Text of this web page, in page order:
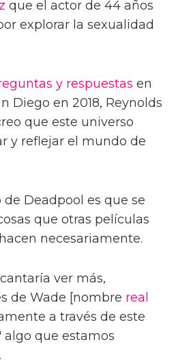
que el actor de 44 años
explorar la sexualidad
y respuestas en
Diego en 2018, Reynolds
que este universo
y reflejar el mundo de
de Deadpool es que se
que otras películas
necesariamente.
ver más,
de Wade [nombre real
a través de este
algo que estamos